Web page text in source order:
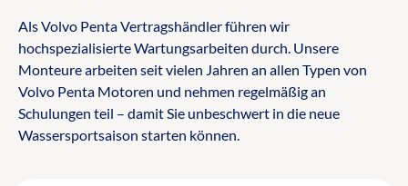
Als Volvo Penta Vertragshändler führen wir
hochspezialisierte Wartungsarbeiten durch. Unsere
Monteure arbeiten seit vielen Jahren an allen Typen von
Volvo Penta Motoren und nehmen regelmäßig an
Schulungen teil – damit Sie unbeschwert in die neue
Wassersportsaison starten können.